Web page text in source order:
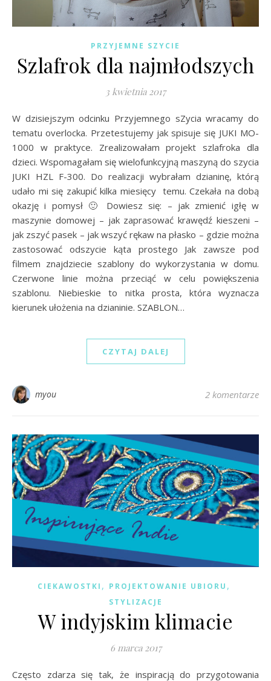
PRZYJEMNE SZYCIE
Szlafrok dla najmłodszych
3 kwietnia 2017
W dzisiejszym odcinku Przyjemnego sZycia wracamy do
tematu overlocka. Przetestujemy jak spisuje się JUKI MO-
1000 w praktyce. Zrealizowałam projekt szlafroka dla
dzieci. Wspomagałam się wielofunkcyjną maszyną do szycia
JUKI HZL F-300. Do realizacji wybrałam dzianinę, którą
udało mi się zakupić kilka miesięcy temu. Czekała na dobą
okazję i pomysł 🙂 Dowiesz się: – jak zmienić igłę w
maszynie domowej – jak zaprasować krawędź kieszeni –
jak zszyć pasek – jak wszyć rękaw na płasko – gdzie można
zastosować odszycie kąta prostego Jak zawsze pod
filmem znajdziecie szablony do wykorzystania w domu.
Czerwone linie można przeciąć w celu powiększenia
szablonu. Niebieskie to nitka prosta, która wyznacza
kierunek ułożenia na dzianinie. SZABLON…
CZYTAJ DALEJ
myou 2 komentarze
CIEKAWOSTKI , PROJEKTOWANIE UBIORU ,
STYLIZACJE
W indyjskim klimacie
6 marca 2017
Często zdarza się tak, że inspiracją do przygotowania